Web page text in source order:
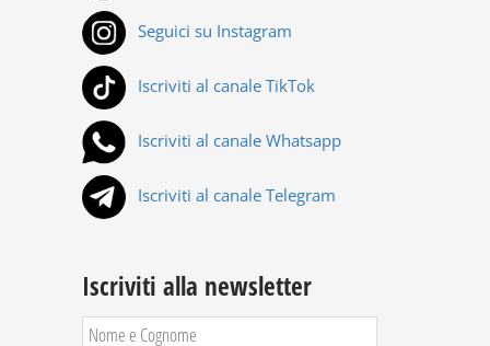
Seguici su Instagram
Iscriviti al canale TikTok
Iscriviti al canale Whatsapp
Iscriviti al canale Telegram
Iscriviti alla newsletter